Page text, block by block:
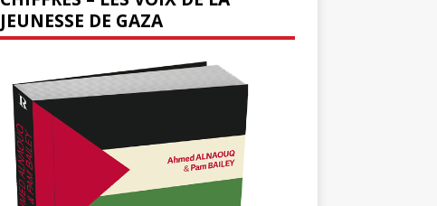
JEUNESSE DE GAZA